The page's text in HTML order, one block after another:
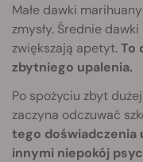
Małe dawki
zmysły. Średnie
zwiększają apetyt.To
zbytniego upalenia.
Po spożyciu zbyt
zaczyna odczuwać
tego doświadczenia
innymi niepokój